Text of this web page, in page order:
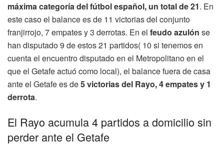
máxima categoría del fútbol español, un total de 21. En
este caso el balance es de 11 victorias del conjunto
franjirrojo, 7 empates y 3 derrotas. En el feudo azulón se
han disputado 9 de estos 21 partidos( 10 si tenemos en
cuenta el encuentro disputado en el Metropolitano en el
que el Getafe actuó como local), el balance fuera de casa
ante el Getafe es de5 victorias del Rayo, 4 empates y 1
derrota.
El Rayo acumula 4 partidos a domicilio sin
perder ante el Getafe